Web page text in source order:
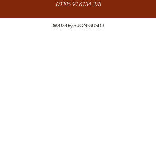
00385 91 6134 378
©2023 by BUON GUSTO